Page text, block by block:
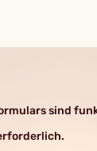
sind